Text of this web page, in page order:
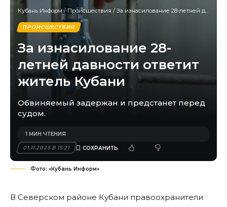
Кубань Информ/ Происшествия / За изнасилование 28-летней давности ответит житель Кубани
ПРОИСШЕСТВИЯ
За изнасилование 28-
летней давности ответит
житель Кубани
Обвиняемый задержан и предстанет перед
судом.
01.11.2025 В 15:21
1 МИН ЧТЕНИЯ
Фото: «Кубань Информ»
В Северском районе Кубани правоохранители